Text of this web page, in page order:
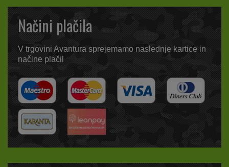
Načini plačila
V trgovini Avantura sprejemamo naslednje kartice in
načine plačil